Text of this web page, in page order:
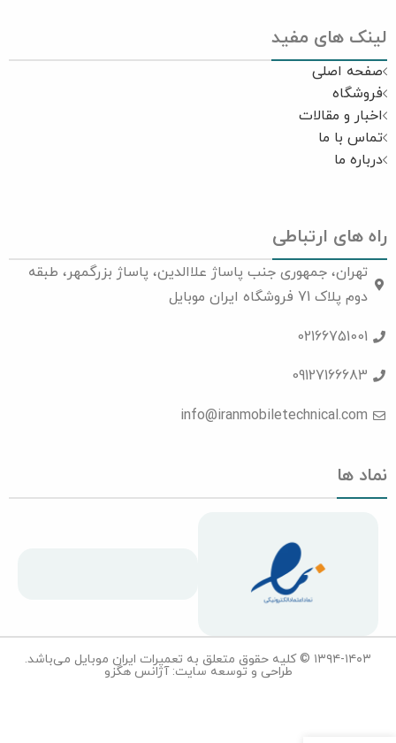
لینک های مفید
صفحه اصلی
فروشگاه
اخبار و مقالات
تماس با ما
درباره ما
راه های ارتباطی
تهران، جمهوری جنب پاساژ علاالدین، پاساژ بزرگمهر، طبقه
دوم پلاک 71 فروشگاه ایران موبایل
02166751001
09127166683
info@iranmobiletechnical.com
نماد ها
۱۳۹۴-۱۴۰۳ © کلیه حقوق متعلق به تعمیرات ایران موبایل می‌باشد.
طراحی و توسعه سایت: آژانس هگزو